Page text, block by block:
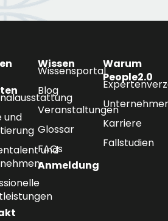
und
und
Wissen
Wissensportal
Blog
Veranstaltungen
Glossar
FAQs
Anmeldung
Warum
People2.0
Karriere
Fallstudien